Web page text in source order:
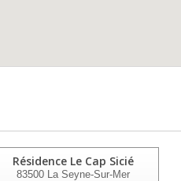
Résidence Le Cap Sicié
83500 La Seyne-Sur-Mer